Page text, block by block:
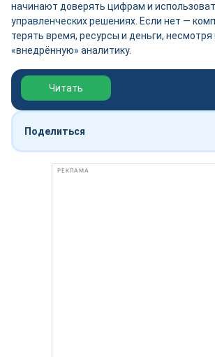
начинают доверять цифрам и
управленческих решениях. Если нет —
терять время, ресурсы и деньги,
«внедрённую» аналитику.
Обзор выставки Нефтегаз-2026
Читать
Поделиться
РЕКЛАМА